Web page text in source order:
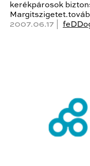
kerékpárosok
2007.06.17 |